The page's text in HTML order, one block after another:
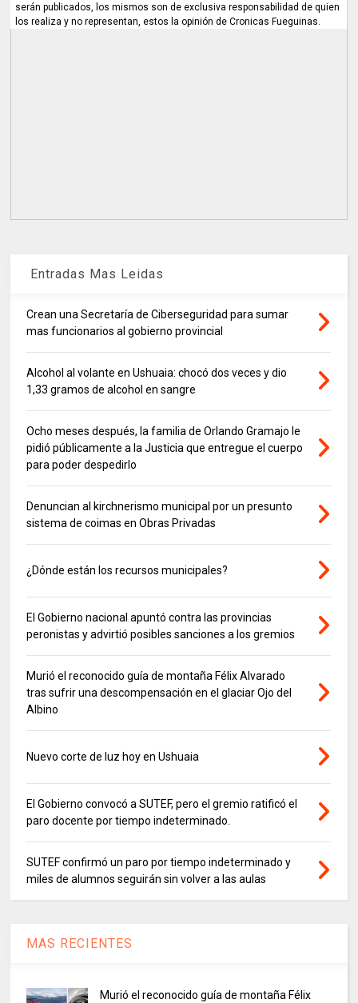
serán publicados, los mismos son de exclusiva responsabilidad de quien
los realiza y no representan, estos la opinión de Cronicas Fueguinas.
Entradas Mas Leidas
Crean una Secretaría de Ciberseguridad para sumar
mas funcionarios al gobierno provincial
Alcohol al volante en Ushuaia: chocó dos veces y dio
1,33 gramos de alcohol en sangre
Ocho meses después, la familia de Orlando Gramajo le
pidió públicamente a la Justicia que entregue el cuerpo
para poder despedirlo
Denuncian al kirchnerismo municipal por un presunto
sistema de coimas en Obras Privadas
¿Dónde están los recursos municipales?
El Gobierno nacional apuntó contra las provincias
peronistas y advirtió posibles sanciones a los gremios
Murió el reconocido guía de montaña Félix Alvarado
tras sufrir una descompensación en el glaciar Ojo del
Albino
Nuevo corte de luz hoy en Ushuaia
El Gobierno convocó a SUTEF, pero el gremio ratificó el
paro docente por tiempo indeterminado.
SUTEF confirmó un paro por tiempo indeterminado y
miles de alumnos seguirán sin volver a las aulas
MAS RECIENTES
Murió el reconocido guía de montaña Félix